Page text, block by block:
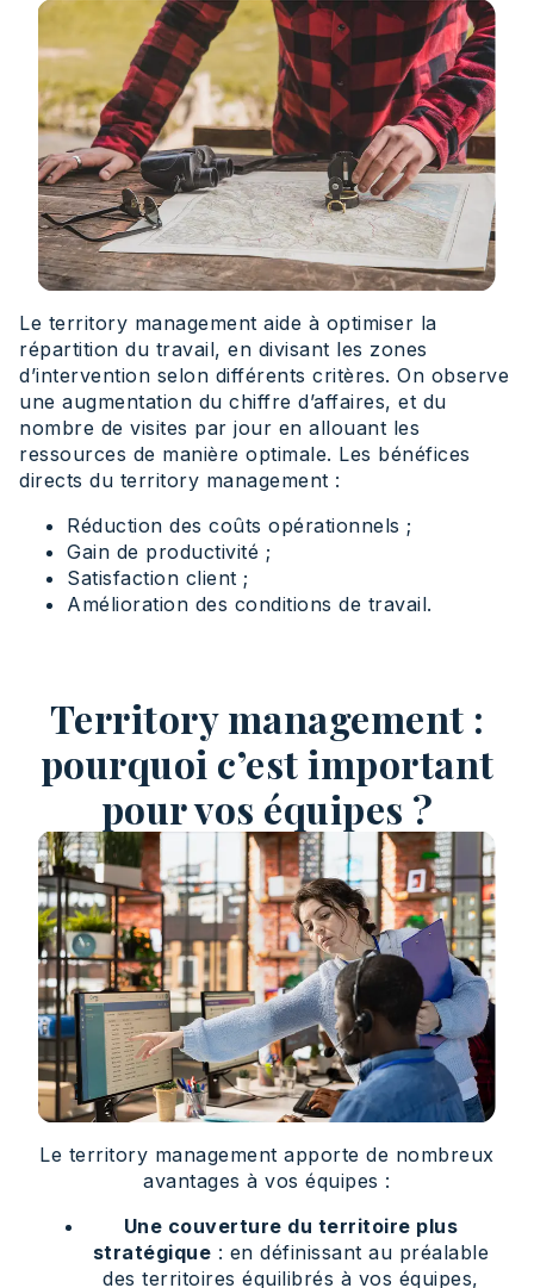
Le territory management aide à optimiser la
répartition du travail, en divisant les zones
d’intervention selon différents critères. On observe
une augmentation du chiffre d’affaires, et du
nombre de visites par jour en allouant les
ressources de manière optimale. Les bénéfices
directs du territory management :
Réduction des coûts opérationnels ;
Gain de productivité ;
Satisfaction client ;
Amélioration des conditions de travail.
Territory management :
pourquoi c’est important
pour vos équipes ?
Le territory management apporte de nombreux
avantages à vos équipes :
Une couverture du territoire plus
stratégique : en définissant au préalable
des territoires équilibrés à vos équipes,